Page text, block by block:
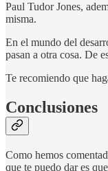
Paul Tudor Jones,
misma.
En el mundo del
pasan a otra cosa. De
Te recomiendo que
Conclusiones
Como hemos
que te puedo dar es